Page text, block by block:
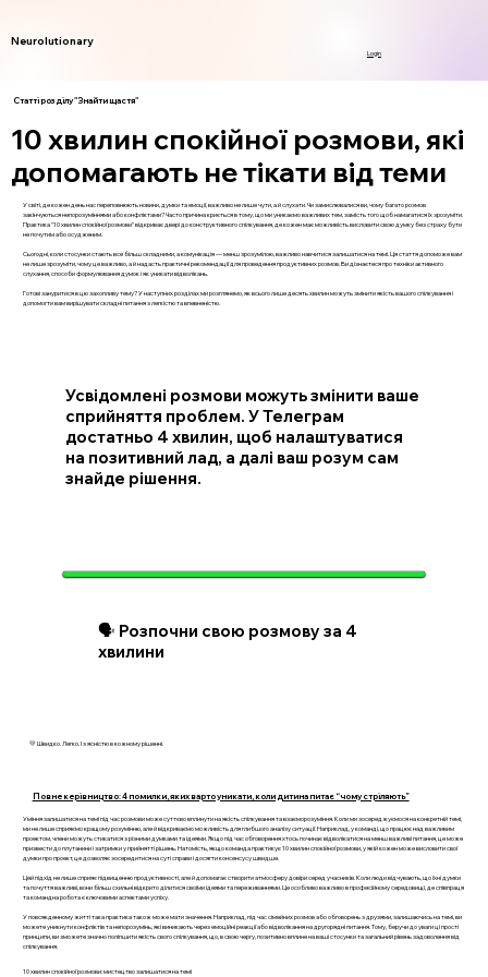
Neurolutionary
Login
Статті розділу "Знайти щастя"
10 хвилин спокійної розмови, які
допомагають не тікати від теми
У світі, де кожен день нас переповнюють новини, думки та емоції, важливо не лише чути, а й слухати. Чи замислювалися ви, чому багато розмов
закінчуються непорозуміннями або конфліктами? Часто причина криється в тому, що ми уникаємо важливих тем, замість того щоб намагатися їх зрозуміти.
Практика "10 хвилин спокійної розмови" відкриває двері до конструктивного спілкування, де кожен має можливість висловити свою думку без страху бути
не почутим або осудженим.
Сьогодні, коли стосунки стають все більш складними, а комунікація — менш зрозумілою, важливо навчитися залишатися на темі. Ця стаття допоможе вам
не лише зрозуміти, чому це важливо, а й надасть практичні рекомендації для проведення продуктивних розмов. Ви дізнаєтеся про техніки активного
слухання, способи формулювання думок і як уникати відволікань.
Готові зануритися в цю захопливу тему? У наступних розділах ми розглянемо, як всього лише десять хвилин можуть змінити якість вашого спілкування і
допомогти вам вирішувати складні питання з легкістю та впевненістю.
Усвідомлені розмови можуть змінити ваше
сприйняття проблем. У Телеграм
достатньо 4 хвилин, щоб налаштуватися
на позитивний лад, а далі ваш розум сам
знайде рішення.
🗣️ Розпочни свою розмову за 4
хвилини
💛 Швидко. Легко. І з ясністю в кожному рішенні.
Повне керівництво: 4 помилки, яких варто уникати, коли дитина питає “чому стріляють”
Уміння залишатися на темі під час розмови може суттєво вплинути на якість спілкування та взаєморозуміння. Коли ми зосереджуємося на конкретній темі,
ми не лише сприяємо кращому розумінню, але й відкриваємо можливість для глибшого аналізу ситуації. Наприклад, у команді, що працює над важливим
проектом, члени можуть стикатися з різними думками та ідеями. Якщо під час обговорення хтось починає відволікатися на менш важливі питання, це може
призвести до плутанини і затримки у прийнятті рішень. Натомість, якщо команда практикує 10 хвилин спокійної розмови, у якій кожен може висловити свої
думки про проект, це дозволяє зосередитися на суті справи і досягти консенсусу швидше.
Цей підхід не лише сприяє підвищенню продуктивності, але й допомагає створити атмосферу довіри серед учасників. Коли люди відчувають, що їхні думки
та почуття важливі, вони більш схильні відкрито ділитися своїми ідеями та переживаннями. Це особливо важливо в професійному середовищі, де співпраця
та командна робота є ключовими аспектами успіху.
У повсякденному житті така практика також може мати значення. Наприклад, під час сімейних розмов або обговорень з друзями, залишаючись на темі, ви
можете уникнути конфліктів та непорозумінь, які виникають через емоційні реакції або відволікання на другорядні питання. Тому, беручи до уваги ці прості
принципи, ви зможете значно поліпшити якість свого спілкування, що, в свою чергу, позитивно вплине на ваші стосунки та загальний рівень задоволення від
спілкування.
10 хвилин спокійної розмови: мистецтво залишатися на темі